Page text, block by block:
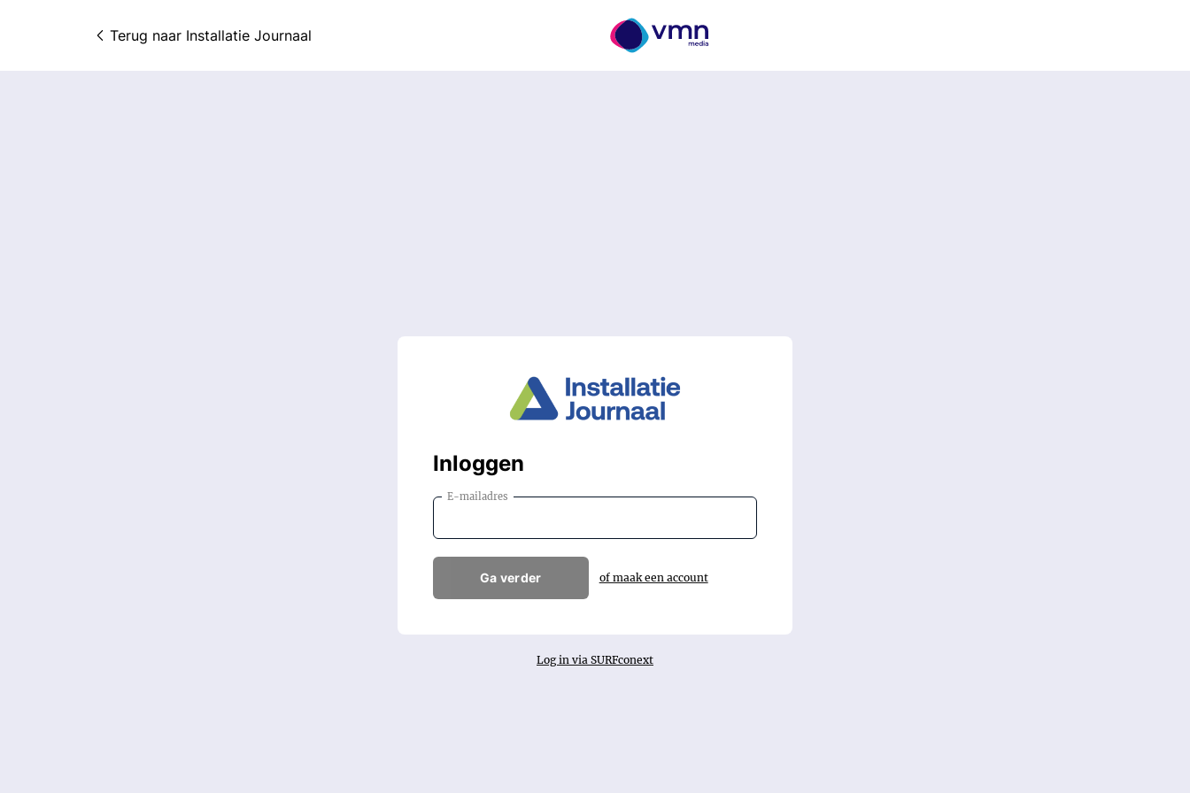
Terug naar Installatie Journaal
Inloggen
E-mailadres
Ga verder of maak een account
Log in via SURFconext